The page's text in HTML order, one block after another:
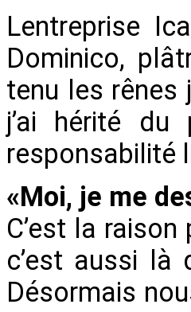
Lentreprise
Dominico,
tenu les rênes
j’ai hérité
responsabilité
«Moi, je me
C’est la
c’est aussi là
Désormais